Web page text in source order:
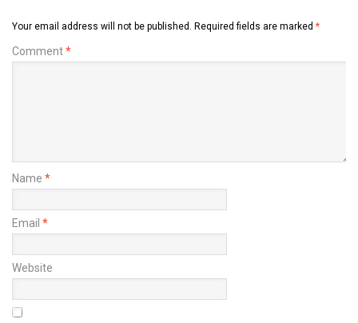
Your email address will not be published. Required fields are marked *
Comment*
Name *
Email *
Website